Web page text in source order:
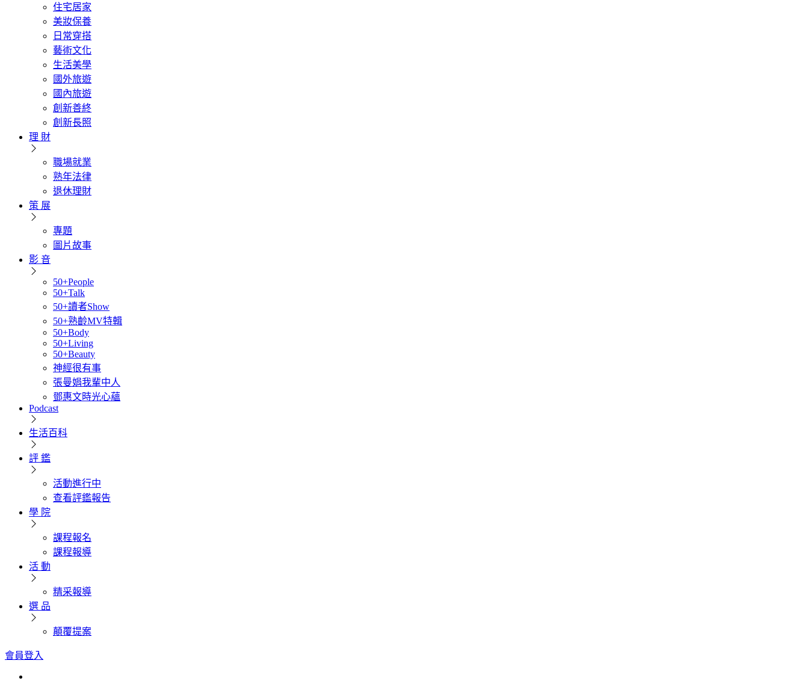
住宅居家
美妝保養
日常穿搭
藝術文化
生活美學
國外旅遊
國內旅遊
創新善終
創新長照
理 財
職場就業
熟年法律
退休理財
策 展
專題
圖片故事
影 音
50+People
50+Talk
50+讀者Show
50+熟齡MV特輯
50+Body
50+Living
50+Beauty
神經很有事
張曼娟我輩中人
鄧惠文時光心蘊
Podcast
生活百科
評 鑑
活動進行中
查看評鑑報告
學 院
課程報名
課程報導
活 動
精采報導
選 品
顛覆提案
會員登入